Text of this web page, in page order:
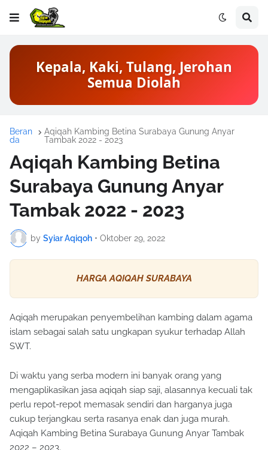
Kepala, Kaki, Tulang, Jerohan
Semua Diolah
Beran
da
Aqiqah Kambing Betina Surabaya Gunung Anyar
Tambak 2022 - 2023
Aqiqah Kambing Betina
Surabaya Gunung Anyar
Tambak 2022 - 2023
by Syiar Aqiqoh • Oktober 29, 2022
HARGA AQIQAH SURABAYA
Aqiqah merupakan penyembelihan kambing dalam agama
islam sebagai salah satu ungkapan syukur terhadap Allah
SWT.
Di waktu yang serba modern ini banyak orang yang
mengaplikasikan jasa aqiqah siap saji, alasannya kecuali tak
perlu repot-repot memasak sendiri dan harganya juga
cukup terjangkau serta rasanya enak dan juga murah.
Aqiqah Kambing Betina Surabaya Gunung Anyar Tambak
2022 – 2023.